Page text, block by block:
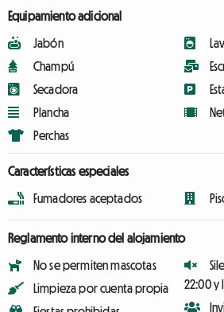
Equipamiento adicional
Jabón
Champú
Secadora
Plancha
Perchas
Características especiales
Fumadores aceptados
Reglamento interno del alojamiento
No se permiten mascotas
Limpieza por cuenta propia
22:00 y